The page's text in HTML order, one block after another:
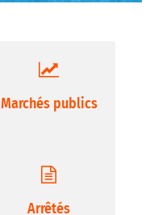
Marchés publics
Arrêtés